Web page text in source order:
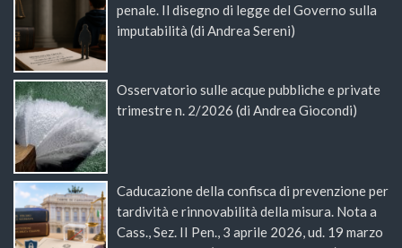
penale. Il disegno di legge del Governo sulla
imputabilità (di Andrea Sereni)
Osservatorio sulle acque pubbliche e private
trimestre n. 2/2026 (di Andrea Giocondi)
Caducazione della confisca di prevenzione per
tardività e rinnovabilità della misura. Nota a
Cass., Sez. II Pen., 3 aprile 2026, ud. 19 marzo